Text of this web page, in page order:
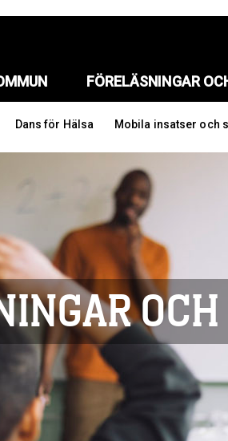
FÖRELÄSNINGAR
Dans för Hälsa Mobila insatser och